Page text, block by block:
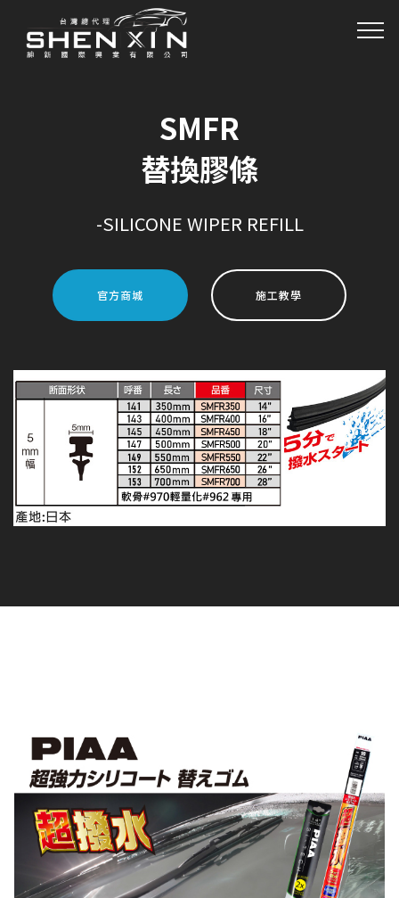
SMFR
替換膠條
-SILICONE WIPER REFILL
官方商城 施工教學